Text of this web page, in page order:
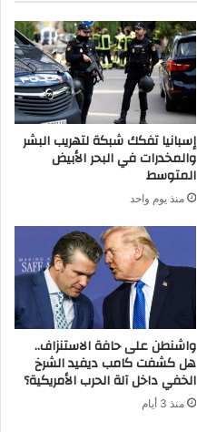
إسبانيا تفكك شبكة لتهريب البشر
والمخدرات في البحر الأبيض
المتوسط
منذ يوم واحد
واشنطن على حافة الاستنزاف..
هل كشفت كامب ديفيد الشرخ
الخفي داخل آلة الحرب الأمريكية؟
منذ 3 أيام